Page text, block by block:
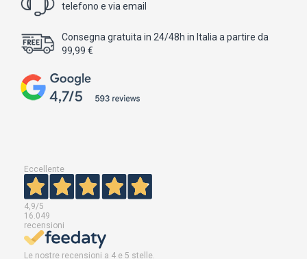
telefono e via email
Consegna gratuita in 24/48h in Italia a partire da
99,99 €
Eccellente
4,9/5
16.049
recensioni
Le nostre recensioni a 4 e 5 stelle.